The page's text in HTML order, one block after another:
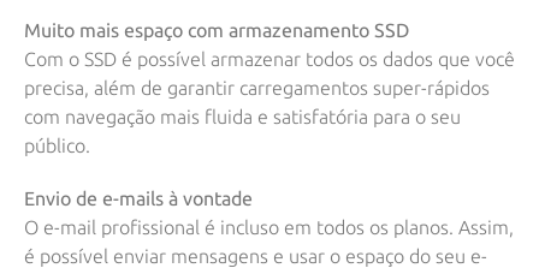
Muito mais espaço com armazenamento SSD
Com o SSD é possível armazenar todos os dados que você
precisa, além de garantir carregamentos super-rápidos
com navegação mais fluida e satisfatória para o seu
público.
Envio de e-mails à vontade
O e-mail profissional é incluso em todos os planos. Assim,
é possível enviar mensagens e usar o espaço do seu e-